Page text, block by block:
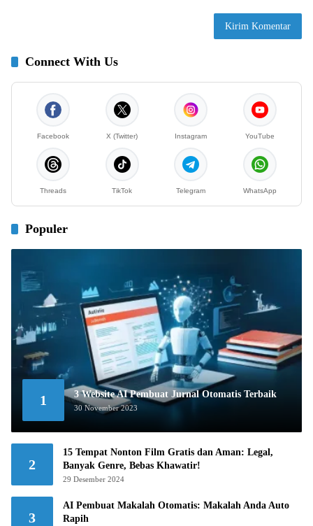
Connect With Us
Facebook X (Twitter) Instagram YouTube
Threads TikTok Telegram WhatsApp
Populer
1 3 Website AI Pembuat Jurnal Otomatis Terbaik
30 November 2023
2
15 Tempat Nonton Film Gratis dan Aman: Legal,
Banyak Genre, Bebas Khawatir!
29 Desember 2024
3
AI Pembuat Makalah Otomatis: Makalah Anda Auto
Rapih